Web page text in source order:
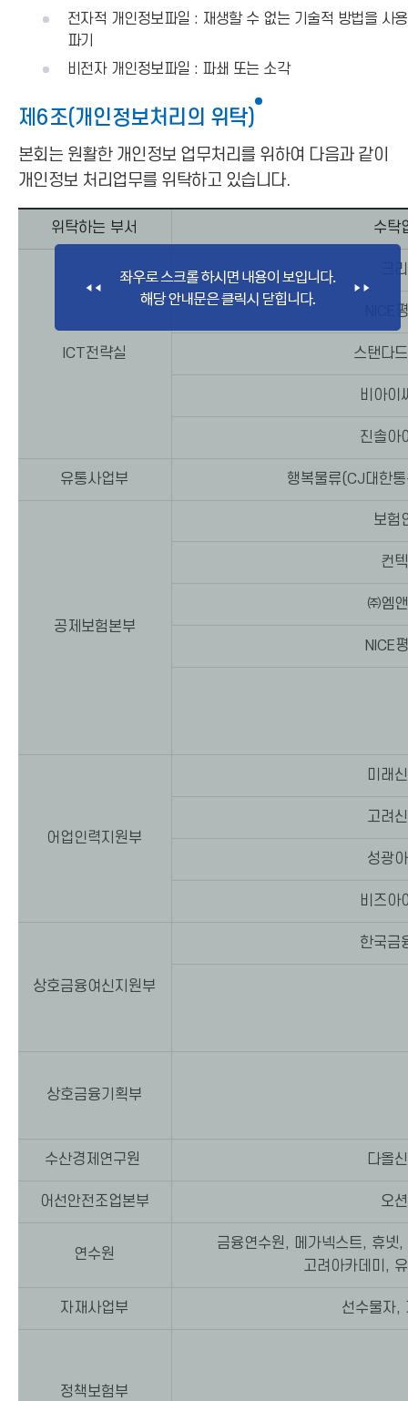
전자적 개인정보파일 : 재생할 수 없는 기술적 방법을 사
파기
비전자 개인정보파일 : 파쇄 또는 소각
제6조(개인정보처리의 위탁)
본회는 원활한 개인정보 업무처리를 위하여 다음과 같이
개인정보 처리업무를 위탁하고 있습니다.
위탁하는 부서 수탁
ICT전략실
크
NICE
스탠다
비아이
진솔아
유통사업부 행복물류(CJ대한
공제보험본부
보험
컨
㈜엠
NICE
어업인력지원부
미래
고려
성광
비즈아
상호금융여신지원부
한국금
상호금융기획부
수산경제연구원 다올
어선안전조업본부 오
연수원
금융연수원, 메가넥스트, 휴넷
고려아카데미,
자재사업부 선수물자,
정책보험부